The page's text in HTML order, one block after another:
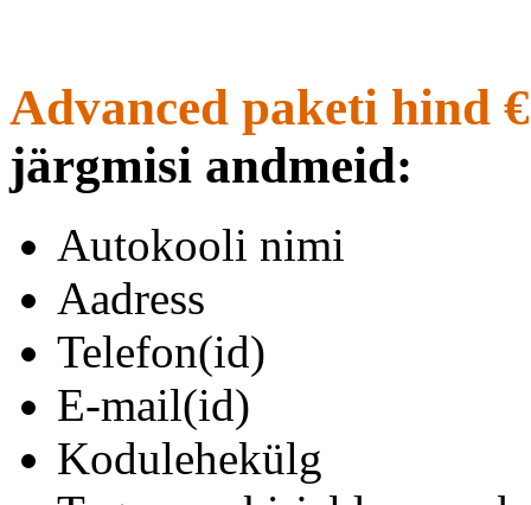
Advanced paketi hind
järgmisi andmeid:
Autokooli nimi
Aadress
Telefon(id)
E-mail(id)
Kodulehekülg